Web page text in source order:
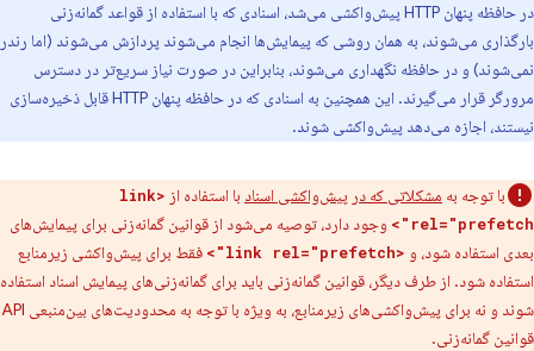
در حافظه پنهان HTTP پیش‌واکشی می‌شد، اسنادی که با استفاده از قواعد گمانه‌زنی
بارگذاری می‌شوند، به همان روشی که پیمایش‌ها انجام می‌شوند پردازش می‌شوند (اما رندر
نمی‌شوند) و در حافظه نگهداری می‌شوند، بنابراین در صورت نیاز سریع‌تر در دسترس
مرورگر قرار می‌گیرند. این همچنین به اسنادی که در حافظه پنهان HTTP قابل ذخیره‌سازی
نیستند، اجازه می‌دهد پیش‌واکشی شوند.
با توجه به مشکلاتی که در پیش‌واکشی اسناد با استفاده از
<link
rel="prefetch">
وجود دارد، توصیه می‌شود از قوانین گمانه‌زنی برای پیمایش‌های
بعدی استفاده شود، و <link rel="prefetch">
فقط برای پیش‌واکشی زیرمنابع
استفاده شود. از طرف دیگر، قوانین گمانه‌زنی باید برای گمانه‌زنی‌های پیمایش اسناد استفاده
شوند و نه برای پیش‌واکشی‌های زیرمنابع، به ویژه با توجه به محدودیت‌های بین‌منبعی API
قوانین گمانه‌زنی.